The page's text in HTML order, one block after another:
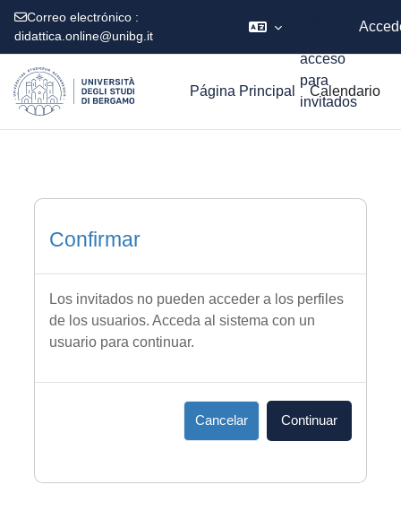
Correo electrónico :
didattica.online@unibg.it
acceso
para
invitados
Página Principal Calendario
Confirmar
Los invitados no pueden acceder a los perfiles
de los usuarios. Acceda al sistema con un
usuario para continuar.
Cancelar Continuar